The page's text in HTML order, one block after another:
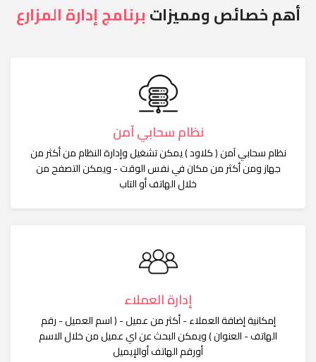
أهم خصائص ومميزاتبرنامج إدارة المزارع
نظام سحابي آمن
نظام سحابي آمن ( كلاود ) يمكن تشغيل وإدارة النظام من أكثر من
جهاز ومن أكثر من مكان في نفس الوقت - ويمكن التصفح من
خلال الهاتف أو التاب
إدارة العملاء
إمكانية إضافة العملاء - أكثر من عميل - ( اسم العميل - رقم
الهاتف - العنوان ) ويمكن البحث عن اي عميل من خلال الاسم
أورقم الهاتف أوالإيميل